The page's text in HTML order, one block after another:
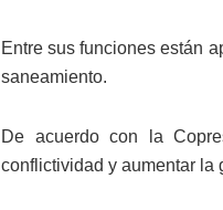
Entre sus funciones están
saneamiento.
De acuerdo con la
conflictividad y aumentar la